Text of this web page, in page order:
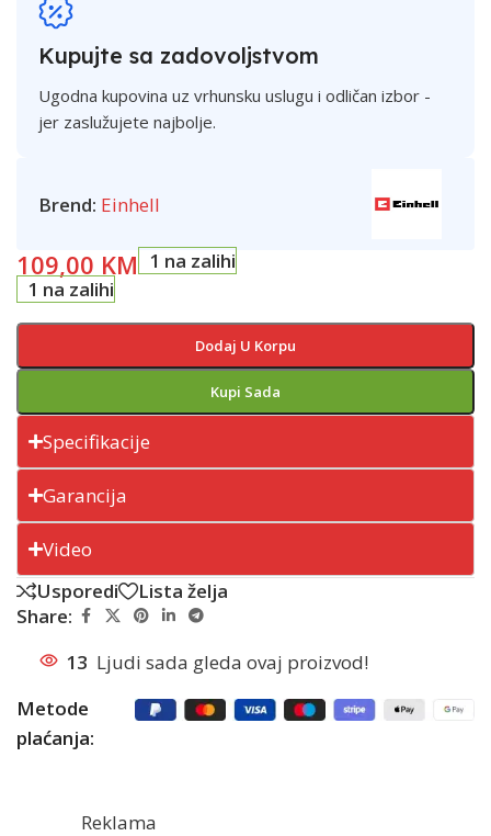
Kupujte sa zadovoljstvom
Ugodna kupovina uz vrhunsku uslugu i odličan izbor -
jer zaslužujete najbolje.
Brend: Einhell
109,00 KM
1 na zalihi
1 na zalihi
Dodaj U Korpu
Kupi Sada
Specifikacije
Garancija
Video
Usporedi
Lista želja
Share:
13 Ljudi sada gleda ovaj proizvod!
Metode
plaćanja:
Reklama